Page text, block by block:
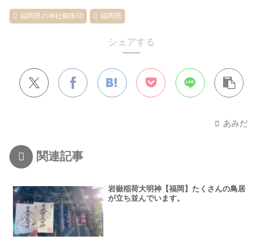
福岡県の神社御朱印 福岡県
シェアする
あみだ
関連記事
岩嶽稲荷大明神【福岡】たくさんの鳥居
が立ち並んでいます。